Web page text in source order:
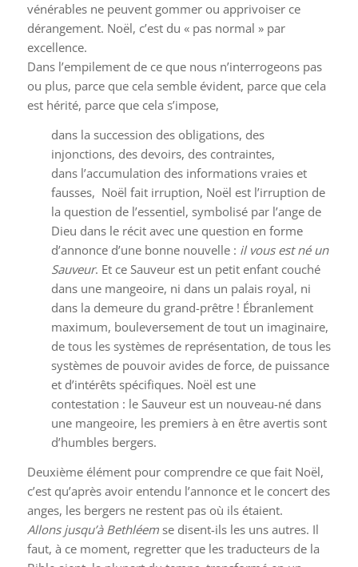
vénérables ne peuvent gommer ou apprivoiser ce
dérangement. Noël, c’est du « pas normal » par
excellence.
Dans l’empilement de ce que nous n’interrogeons pas
ou plus, parce que cela semble évident, parce que cela
est hérité, parce que cela s’impose,
dans la succession des obligations, des
injonctions, des devoirs, des contraintes,
dans l’accumulation des informations vraies et
fausses, Noël fait irruption, Noël est l’irruption de
la question de l’essentiel, symbolisé par l’ange de
Dieu dans le récit avec une question en forme
d’annonce d’une bonne nouvelle : il vous est né un
Sauveur. Et ce Sauveur est un petit enfant couché
dans une mangeoire, ni dans un palais royal, ni
dans la demeure du grand-prêtre ! Ébranlement
maximum, bouleversement de tout un imaginaire,
de tous les systèmes de représentation, de tous les
systèmes de pouvoir avides de force, de puissance
et d’intérêts spécifiques. Noël est une
contestation : le Sauveur est un nouveau-né dans
une mangeoire, les premiers à en être avertis sont
d’humbles bergers.
Deuxième élément pour comprendre ce que fait Noël,
c’est qu’après avoir entendu l’annonce et le concert des
anges, les bergers ne restent pas où ils étaient.
Allons jusqu’à Bethléemse disent-ils les uns autres. Il
faut, à ce moment, regretter que les traducteurs de la